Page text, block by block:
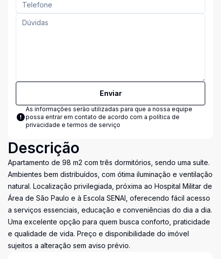
Enviar
As informações serão utilizadas para que a nossa equipe
possa entrar em contato de acordo com a política de
privacidade e termos de serviço
Descrição
Apartamento de 98 m2 com três dormitórios, sendo uma suíte.
Ambientes bem distribuídos, com ótima iluminação e ventilação
natural. Localização privilegiada, próxima ao Hospital Militar de
Área de São Paulo e à Escola SENAI, oferecendo fácil acesso
a serviços essenciais, educação e conveniências do dia a dia.
Uma excelente opção para quem busca conforto, praticidade
e qualidade de vida. Preço e disponibilidade do imóvel
sujeitos a alteração sem aviso prévio.